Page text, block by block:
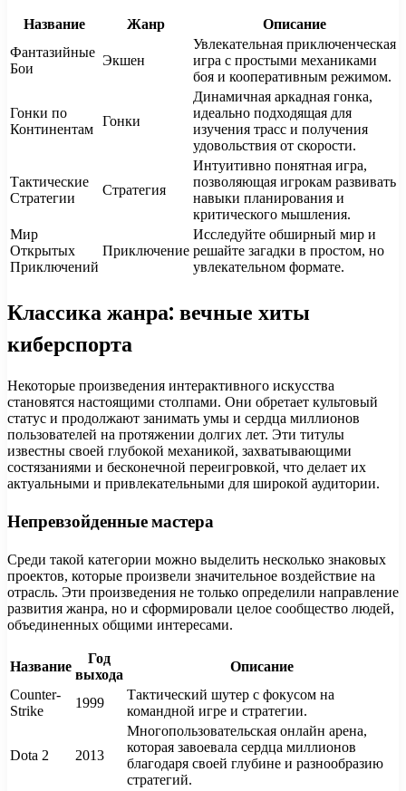
Название Жанр
Описание
Фантазийные
Бои
Экшен
Увлекательная приключенческая
игра с простыми механиками
боя и кооперативным режимом.
Гонки по
Континентам
Гонки
Динамичная аркадная гонка,
идеально подходящая для
изучения трасс и получения
удовольствия от скорости.
Тактические
Стратегии
Стратегия
Интуитивно понятная игра,
позволяющая игрокам развивать
навыки планирования и
критического мышления.
Мир
Открытых
Приключений
Приключение
Исследуйте обширный мир и
решайте загадки в простом, но
увлекательном формате.
Классика жанра: вечные хиты
киберспорта
Некоторые произведения интерактивного искусства
становятся настоящими столпами. Они обретает культовый
статус и продолжают занимать умы и сердца миллионов
пользователей на протяжении долгих лет. Эти титулы
известны своей глубокой механикой, захватывающими
состязаниями и бесконечной переигровкой, что делает их
актуальными и привлекательными для широкой аудитории.
Непревзойденные мастера
Среди такой категории можно выделить несколько знаковых
проектов, которые произвели значительное воздействие на
отрасль. Эти произведения не только определили направление
развития жанра, но и сформировали целое сообщество людей,
объединенных общими интересами.
Название
Год
выхода
Описание
Counter-
Strike
1999
Тактический шутер с фокусом на
командной игре и стратегии.
Dota 2 2013
Многопользовательская онлайн арена,
которая завоевала сердца миллионов
благодаря своей глубине и разнообразию
стратегий.